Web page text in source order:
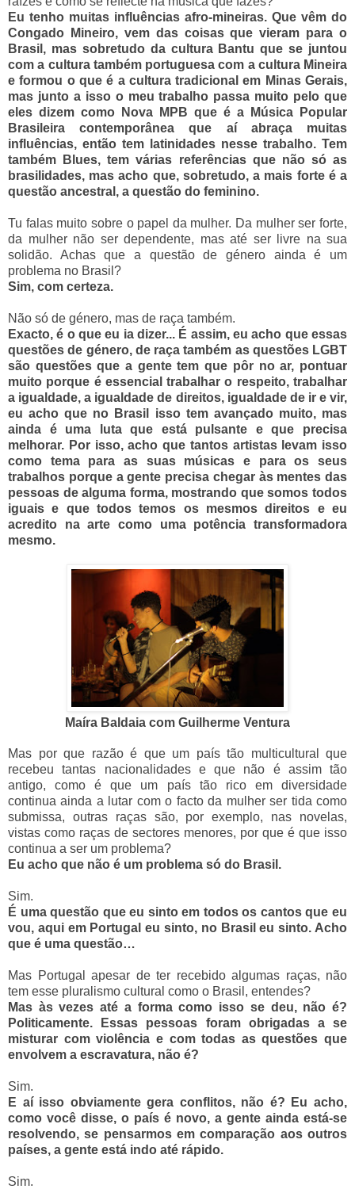
Eu tenho muitas influências afro-mineiras. Que vêm do
Congado Mineiro, vem das coisas que vieram para o
Brasil, mas sobretudo da cultura Bantu que se juntou
com a cultura também portuguesa com a cultura Mineira
e formou o que é a cultura tradicional em Minas Gerais,
mas junto a isso o meu trabalho passa muito pelo que
eles dizem como Nova MPB que é a Música Popular
Brasileira contemporânea que aí abraça muitas
influências, então tem latinidades nesse trabalho. Tem
também Blues, tem várias referências que não só as
brasilidades, mas acho que, sobretudo, a mais forte é a
questão ancestral, a questão do feminino.
Tu falas muito sobre o papel da mulher. Da mulher ser forte,
da mulher não ser dependente, mas até ser livre na sua
solidão. Achas que a questão de género ainda é um
problema no Brasil?
Sim, com certeza.
Não só de género, mas de raça também.
Exacto, é o que eu ia dizer... É assim, eu acho que essas
questões de género, de raça também as questões LGBT
são questões que a gente tem que pôr no ar, pontuar
muito porque é essencial trabalhar o respeito, trabalhar
a igualdade, a igualdade de direitos, igualdade de ir e vir,
eu acho que no Brasil isso tem avançado muito, mas
ainda é uma luta que está pulsante e que precisa
melhorar. Por isso, acho que tantos artistas levam isso
como tema para as suas músicas e para os seus
trabalhos porque a gente precisa chegar às mentes das
pessoas de alguma forma, mostrando que somos todos
iguais e que todos temos os mesmos direitos e eu
acredito na arte como uma potência transformadora
mesmo.
Maíra Baldaia com Guilherme Ventura
Mas por que razão é que um país tão multicultural que
recebeu tantas nacionalidades e que não é assim tão
antigo, como é que um país tão rico em diversidade
continua ainda a lutar com o facto da mulher ser tida como
submissa, outras raças são, por exemplo, nas novelas,
vistas como raças de sectores menores, por que é que isso
continua a ser um problema?
Eu acho que não é um problema só do Brasil.
Sim.
É uma questão que eu sinto em todos os cantos que eu
vou, aqui em Portugal eu sinto, no Brasil eu sinto. Acho
que é uma questão…
Mas Portugal apesar de ter recebido algumas raças, não
tem esse pluralismo cultural como o Brasil, entendes?
Mas às vezes até a forma como isso se deu, não é?
Politicamente. Essas pessoas foram obrigadas a se
misturar com violência e com todas as questões que
envolvem a escravatura, não é?
Sim.
E aí isso obviamente gera conflitos, não é? Eu acho,
como você disse, o país é novo, a gente ainda está-se
resolvendo, se pensarmos em comparação aos outros
países, a gente está indo até rápido.
Sim.